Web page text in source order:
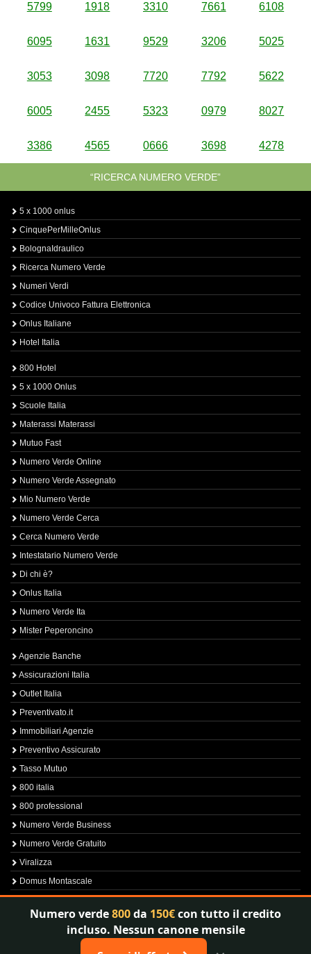
5799 1918 3310 7661 6108
6095 1631 9529 3206 5025
3053 3098 7720 7792 5622
6005 2455 5323 0979 8027
3386 4565 0666 3698 4278
“RICERCA NUMERO VERDE”
5 x 1000 onlus
CinquePerMilleOnlus
BolognaIdraulico
Ricerca Numero Verde
Numeri Verdi
Codice Univoco Fattura Elettronica
Onlus Italiane
Hotel Italia
800 Hotel
5 x 1000 Onlus
Scuole Italia
Materassi Materassi
Mutuo Fast
Numero Verde Online
Numero Verde Assegnato
Mio Numero Verde
Numero Verde Cerca
Cerca Numero Verde
Intestatario Numero Verde
Di chi è?
Onlus Italia
Numero Verde Ita
Mister Peperoncino
Agenzie Banche
Assicurazioni Italia
Outlet Italia
Preventivato.it
Immobiliari Agenzie
Preventivo Assicurato
Tasso Mutuo
800 italia
800 professional
Numero Verde Business
Numero Verde Gratuito
Viralizza
Domus Montascale
Sprint800
Verfica Numero Verde
Numero verde800da 150€con tutto il credito
incluso. Nessun canone mensile